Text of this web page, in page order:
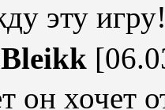
эту
он хочет